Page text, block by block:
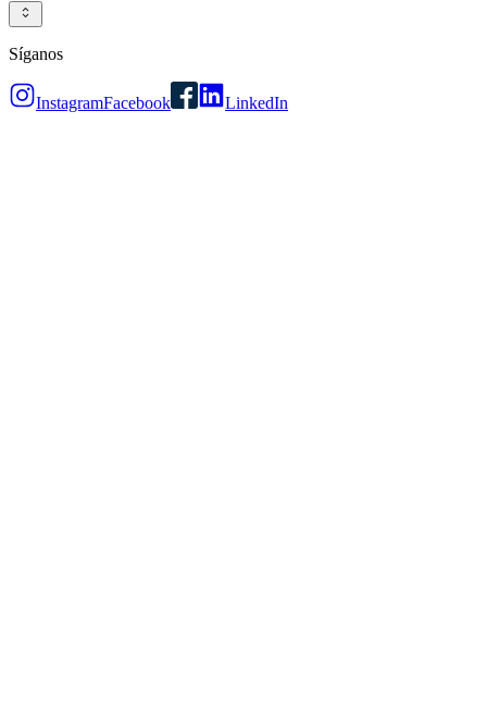
Síganos
InstagramFacebook LinkedIn